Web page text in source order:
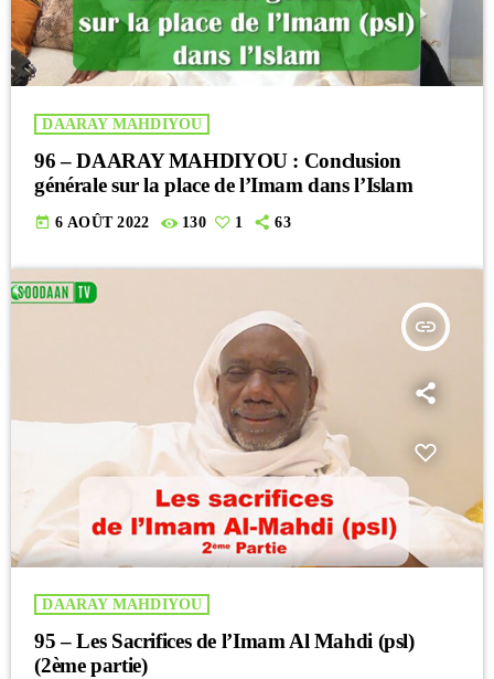
DAARAY MAHDIYOU
96 – DAARAY MAHDIYOU : Conclusion
générale sur la place de l’Imam dans l’Islam
today 6 AOÛT 2022 130 1 63
insert_link
DAARAY MAHDIYOU
95 – Les Sacrifices de l’Imam Al Mahdi (psl)
(2ème partie)